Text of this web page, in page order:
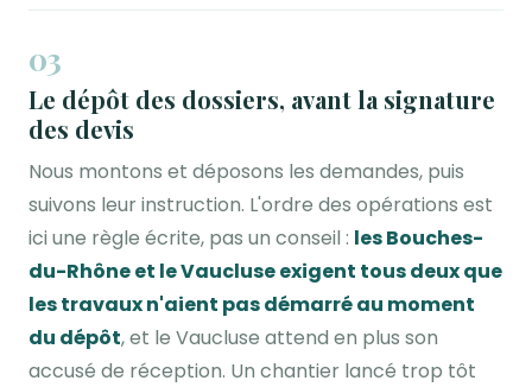
03
Le dépôt des dossiers, avant la signature
des devis
Nous montons et déposons les demandes, puis
suivons leur instruction. L'ordre des opérations est
ici une règle écrite, pas un conseil : les Bouches-
du-Rhône et le Vaucluse exigent tous deux que
les travaux n'aient pas démarré au moment
du dépôt, et le Vaucluse attend en plus son
accusé de réception. Un chantier lancé trop tôt